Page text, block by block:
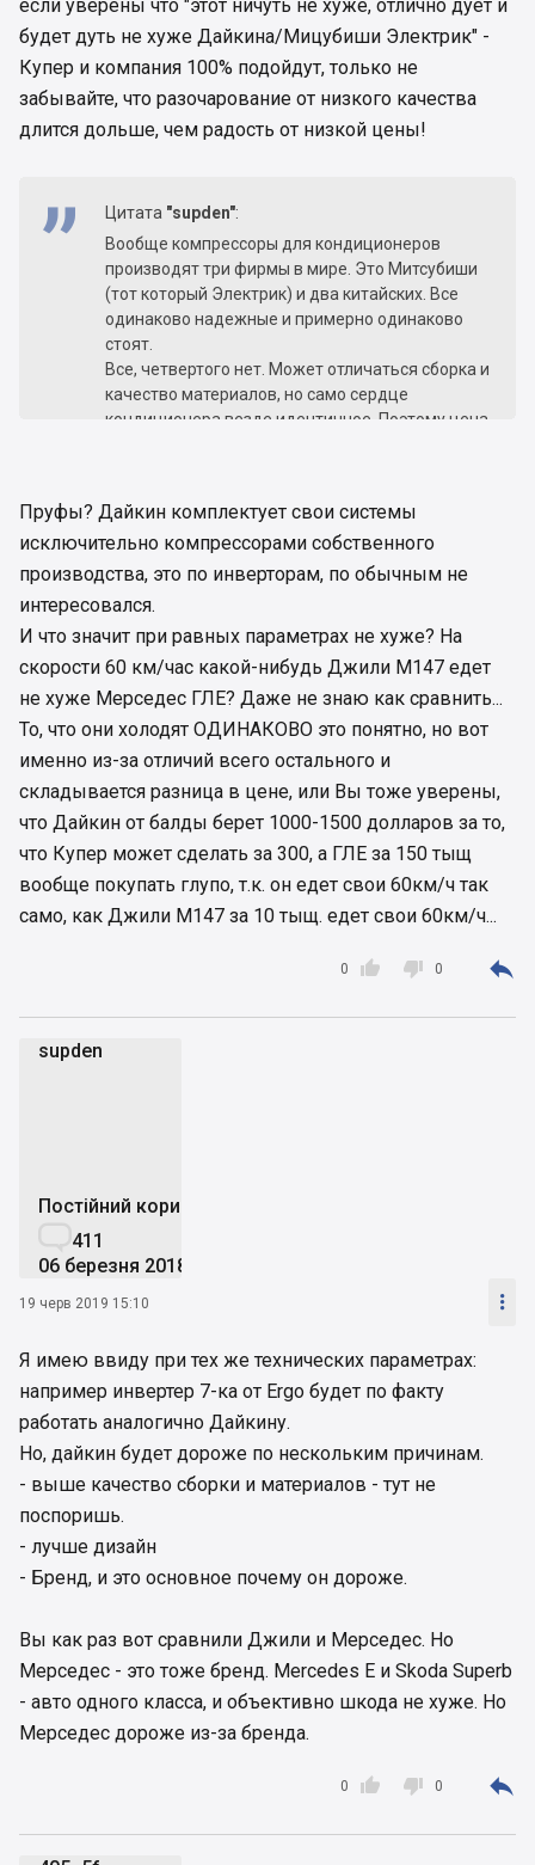
если уверены что "этот ничуть не хуже, отлично дует и
будет дуть не хуже Дайкина/Мицубиши Электрик" -
Купер и компания 100% подойдут, только не
забывайте, что разочарование от низкого качества
длится дольше, чем радость от низкой цены!
Цитата "supden":
Вообще компрессоры для кондиционеров
производят три фирмы в мире. Это Митсубиши
(тот который Электрик) и два китайских. Все
одинаково надежные и примерно одинаково
стоят.
Все, четвертого нет. Может отличаться сборка и
качество материалов, но само сердце
кондиционера везде идентичное. Поэтому цена
ОДИНАКОВО. Разница есть только инвертер или
нет, ну и прочие технические параметры.
При одинаковых параметрах (только реальных,
или Mitsubishi electric.
Пруфы? Дайкин комплектует свои системы
исключительно компрессорами собственного
производства, это по инверторам, по обычным не
интересовался.
И что значит при равных параметрах не хуже? На
скорости 60 км/час какой-нибудь Джили М147 едет
не хуже Мерседес ГЛЕ? Даже не знаю как сравнить...
То, что они холодят ОДИНАКОВО это понятно, но вот
именно из-за отличий всего остального и
складывается разница в цене, или Вы тоже уверены,
что Дайкин от балды берет 1000-1500 долларов за то,
что Купер может сделать за 300, а ГЛЕ за 150 тыщ
вообще покупать глупо, т.к. он едет свои 60км/ч так
само, как Джили М147 за 10 тыщ. едет свои 60км/ч...

0  0 
supden
Постійний користувач
411
06 березня 2018
19 черв 2019 15:10 
Я имею ввиду при тех же технических параметрах:
например инвертер 7-ка от Ergo будет по факту
работать аналогично Дайкину.
Но, дайкин будет дороже по нескольким причинам.
- выше качество сборки и материалов - тут не
поспоришь.
- лучше дизайн
- Бренд, и это основное почему он дороже.
Вы как раз вот сравнили Джили и Мерседес. Но
Мерседес - это тоже бренд. Mercedes E и Skoda Superb
- авто одного класса, и объективно шкода не хуже. Но
Мерседес дороже из-за бренда.

0  0 